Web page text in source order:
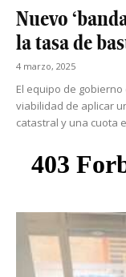
Nuevo
la tasa de
4 marzo, 2025
El equipo de
viabilidad de aplicar
catastral y una cuota